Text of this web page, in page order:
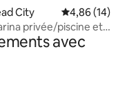
City Évaluation
4,86 (14)
privée/piscine et
avec